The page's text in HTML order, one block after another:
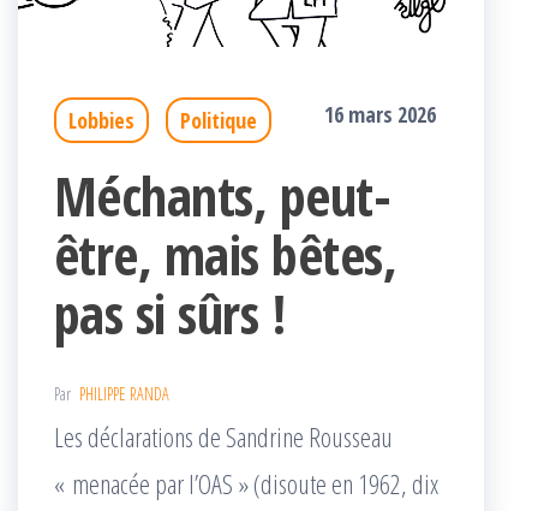
Lobbies Politique 16 mars 2026
Méchants, peut-
être, mais bêtes,
pas si sûrs !
Par PHILIPPE RANDA
Les déclarations de Sandrine Rousseau
« menacée par l’OAS » (disoute en 1962, dix